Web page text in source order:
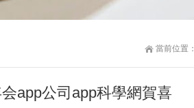
當前位置：
app公司app科學網賀喜